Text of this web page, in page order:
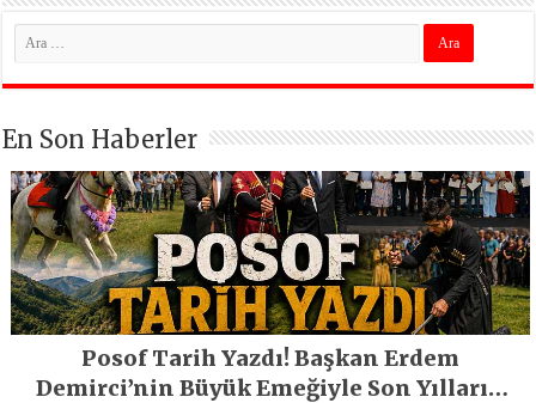
En Son Haberler
Posof Tarih Yazdı! Başkan Erdem
Demirci’nin Büyük Emeğiyle Son Yılların